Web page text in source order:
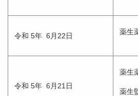
令和 5年 6月22日 薬生
令和 5年 6月21日
薬生
薬生